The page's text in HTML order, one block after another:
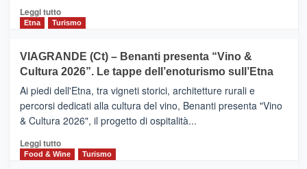
dati
di
Anche
la
Alcantara
nei
primi
nella
classifica
Leggi tuttoLeggi
di
IL
SAN
DOMENICO
PALACE
TAORMINA,
UN
HOTEL
FOUR
Etna Turismo
VIAGRANDE (Ct) – Benanti presenta “Vino &
Cultura 2026”. Le tappe dell’enoturismo sull’Etna
Ai piedi dell'Etna, tra vigneti storici, architetture rurali e
percorsi dedicati alla cultura del vino, Benanti presenta "Vino
& Cultura 2026", il progetto di ospitalità...
Leggi tuttoLeggi
di
Food & Wine Turismo